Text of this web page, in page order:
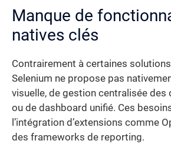
Manque de
natives clés
Contrairement à certaines
Selenium ne propose pas
visuelle, de gestion centralisée des
ou de dashboard unifié. Ces
l’intégration d’extensions comme
des frameworks de reporting.